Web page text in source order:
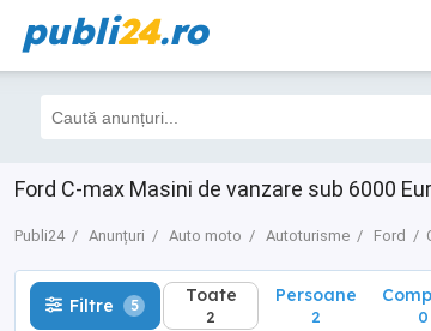
publi24.ro
Ford C-max Masini de vanzare sub 6000
Publi24 Anunțuri Auto moto Autoturisme Ford
Filtre 5 Toate
2
Filtre 5 Toate
2
Persoane
2 0